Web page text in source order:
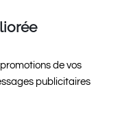
de vos
publicitaires